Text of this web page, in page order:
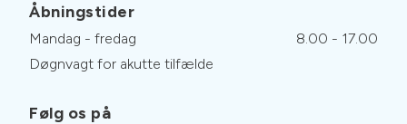
Åbningstider
Mandag - fredag
8.00 - 17.00
Døgnvagt for akutte tilfælde
Følg os på